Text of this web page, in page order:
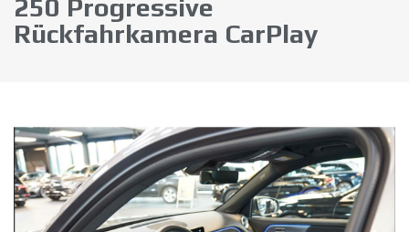
250 Progressive
Rückfahrkamera CarPlay